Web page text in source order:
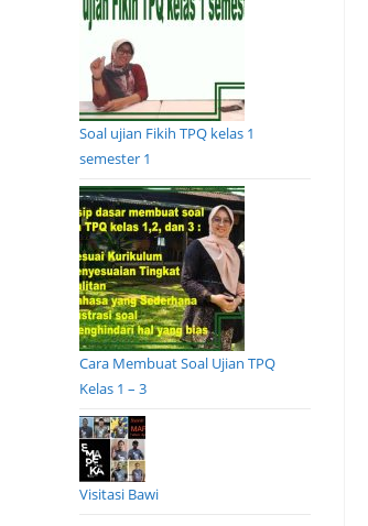
Soal ujian Fikih TPQ kelas 1
semester 1
Cara Membuat Soal Ujian TPQ
Kelas 1 – 3
Visitasi Bawi